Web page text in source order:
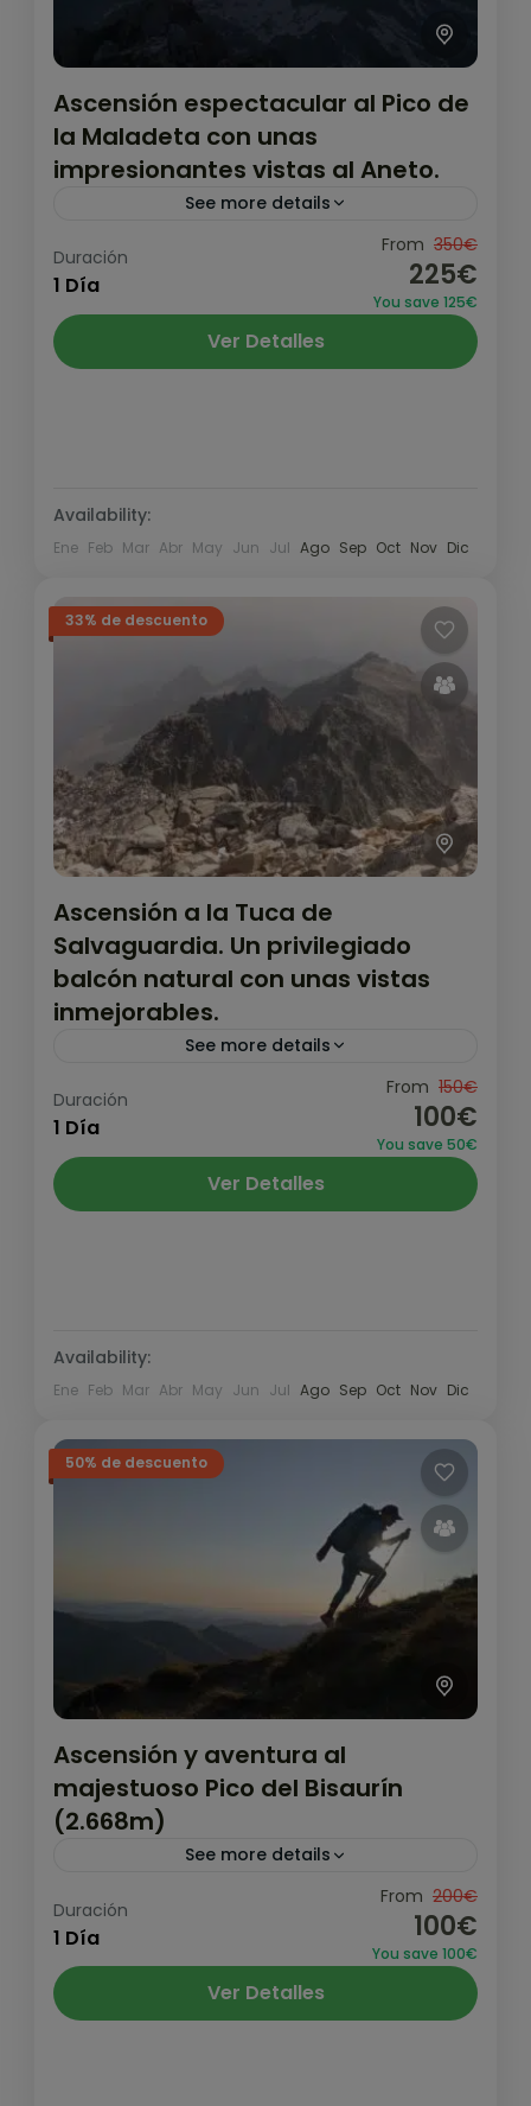
Ascensión espectacular al Pico de
la Maladeta con unas
impresionantes vistas al Aneto.
See more details
En el valle de Benasque, se sitúa el Parque
Natural Posets - Maladeta donde podrás
ascender algunos picos emblemáticos
como la Maladeta Oriental de 3.308...
Pirineo y Prepirineo,Valle de Benasque
Duración
1 Día
From 350€
225€
You save 125€
Ver Detalles
Availability:
Ene Feb Mar Abr May Jun Jul Ago Sep Oct Nov Dic
33% de descuento
Ascensión a la Tuca de
Salvaguardia. Un privilegiado
balcón natural con unas vistas
inmejorables.
See more details
Ascensión clásica en el Valle de Benasque,
buen paso antes de subir al Aneto. Estamos
dentro del Parque Natural de Posets -
Maladeta. Caminos impregnados...
Pirineo y Prepirineo,Valle de Benasque
Duración
1 Día
From 150€
100€
You save 50€
Ver Detalles
Availability:
Ene Feb Mar Abr May Jun Jul Ago Sep Oct Nov Dic
50% de descuento
Ascensión y aventura al
majestuoso Pico del Bisaurín
(2.668m)
See more details
Increíble ascensión a una de las montañas
más emblemáticas del Pirineo, el Pico
Bisaurín de 2.668 metros de altitud. Salida
desde el Refugio de Lizara...
Pirineo y Prepirineo,Valle del Aragón -
Duración
1 Día
From 200€
100€
You save 100€
Ver Detalles